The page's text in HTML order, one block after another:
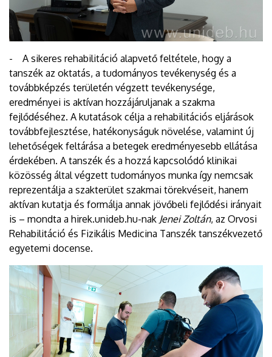
- A sikeres rehabilitáció alapvető feltétele, hogy a
tanszék az oktatás, a tudományos tevékenység és a
továbbképzés területén végzett tevékenysége,
eredményei is aktívan hozzájáruljanak a szakma
fejlődéséhez. A kutatások célja a rehabilitációs eljárások
továbbfejlesztése, hatékonyságuk növelése, valamint új
lehetőségek feltárása a betegek eredményesebb ellátása
érdekében. A tanszék és a hozzá kapcsolódó klinikai
közösség által végzett tudományos munka így nemcsak
reprezentálja a szakterület szakmai törekvéseit, hanem
aktívan kutatja és formálja annak jövőbeli fejlődési irányait
is – mondta a hirek.unideb.hu-nak Jenei Zoltán, az Orvosi
Rehabilitáció és Fizikális Medicina Tanszék tanszékvezető
egyetemi docense.